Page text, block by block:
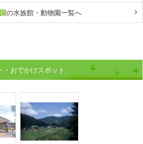
の水族館・動物園一覧へ
おでかけスポット